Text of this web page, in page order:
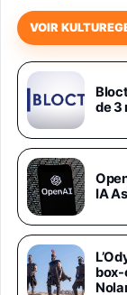
1019€
Galaxy
1019€
Galaxy
892€
VOIR
de 3
IA
box-